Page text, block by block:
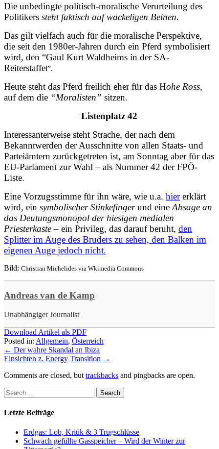
Die unbedingte politisch-moralische Verurteilung des
Politikers steht faktisch auf wackeligen Beinen.
Das gilt vielfach auch für die moralische Perspektive,
die seit den 1980er-Jahren durch ein Pferd symbolisiert
wird, den “Gaul Kurt Waldheims in der SA-
Reiterstaffel”.
Heute steht das Pferd freilich eher für das Hohe Ross,
auf dem die “Moralisten” sitzen.
Listenplatz 42
Interessanterweise steht Strache, der nach dem
Bekanntwerden der Ausschnitte von allen Staats- und
Parteiämtern zurückgetreten ist, am Sonntag aber für das
EU-Parlament zur Wahl – als Nummer 42 der FPÖ-
Liste.
Eine Vorzugsstimme für ihn wäre, wie u.a. hiererklärt
wird, ein symbolischer Stinkefingerund eine Absage an
das Deutungsmonopol der hiesigen medialen
Priesterkaste – ein Privileg, das darauf beruht, den
Splitter im Auge des Bruders zu sehen, den Balken im
eigenen Auge jedoch nicht.
Bild: Christian Michelides via Wkimedia Commons
Andreas van de Kamp
Unabhängiger Journalist
Download Artikel als PDF
Posted in: Allgemein, Österreich
← Der wahre Skandal an Ibiza
Einsichten z. Energy Transition →
Comments are closed, but trackbacks and pingbacks are open.
Letzte Beiträge
Erdgas: Lob, Kritik & 3 Trugschlüsse
Schwach gefüllte Gasspeicher – Wird der Winter zur